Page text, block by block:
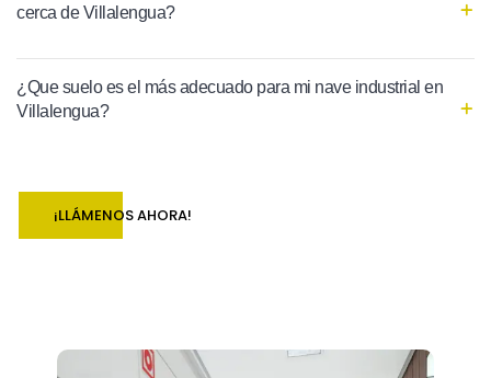
cerca de Villalengua?
¿Que suelo es el más adecuado para mi nave industrial en
Villalengua?
¡LLÁMENOS AHORA!